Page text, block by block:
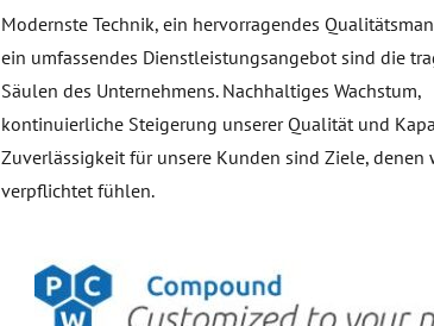
Modernste Technik, ein hervorragendes
ein umfassendes Dienstleistungsangebot sind die
Säulen des Unternehmens. Nachhaltiges Wachstum,
kontinuierliche Steigerung unserer Qualität und
Zuverlässigkeit für unsere Kunden sind Ziele, denen
verpflichtet fühlen.